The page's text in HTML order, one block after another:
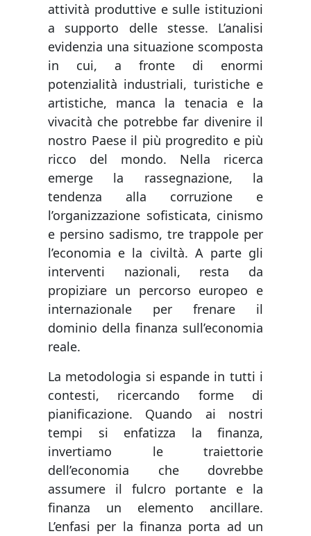
attività produttive e sulle istituzioni
a supporto delle stesse. L’analisi
evidenzia una situazione scomposta
in cui, a fronte di enormi
potenzialità industriali, turistiche e
artistiche, manca la tenacia e la
vivacità che potrebbe far divenire il
nostro Paese il più progredito e più
ricco del mondo. Nella ricerca
emerge la rassegnazione, la
tendenza alla corruzione e
l’organizzazione sofisticata, cinismo
e persino sadismo, tre trappole per
l’economia e la civiltà. A parte gli
interventi nazionali, resta da
propiziare un percorso europeo e
internazionale per frenare il
dominio della finanza sull’economia
reale.
La metodologia si espande in tutti i
contesti, ricercando forme di
pianificazione. Quando ai nostri
tempi si enfatizza la finanza,
invertiamo le traiettorie
dell’economia che dovrebbe
assumere il fulcro portante e la
finanza un elemento ancillare.
L’enfasi per la finanza porta ad un